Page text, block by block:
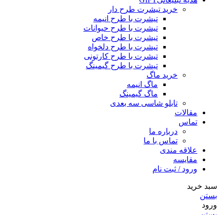
خرید تیشرت طرح دار
تیشرت با طرح انیمه
تیشرت با طرح حیوانات
تیشرت با طرح خاص
تیشرت با طرح دلخواه
تیشرت با طرح کارتونی
تیشرت با طرح گیمینگ
خرید ماگ
ماگ انیمه
ماگ گیمینگ
تابلو شاسی سه بعدی
مقالات
تماس
درباره ما
تماس با ما
علاقه مندی
مقایسه
ورود / ثبت نام
سبد خرید
بستن
ورود